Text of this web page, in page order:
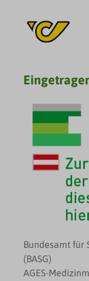
Bundesamt für
(BASG)
AGES-